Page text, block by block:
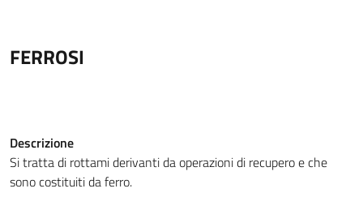
FERROSI
Descrizione
Si tratta di rottami derivanti da operazioni di recupero e che
sono costituiti da ferro.